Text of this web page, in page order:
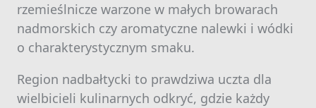
rzemieślnicze warzone w małych browarach
nadmorskich czy aromatyczne nalewki i wódki
o charakterystycznym smaku.
Region nadbałtycki to prawdziwa uczta dla
wielbicieli kulinarnych odkryć, gdzie każdy